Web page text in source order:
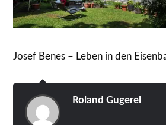
Josef Benes – Leben in den
Roland Gugerel